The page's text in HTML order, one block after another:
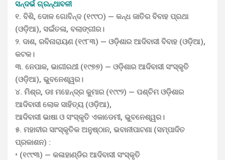
ସନ୍ଦର୍ଭ ଗ୍ରନ୍ଥାବଳୀ
୧. ବିଶି, ଦୋଳ ଗୋବିନ୍ଦ (୧୯୯୦) — କନ୍ଧ ଜାତିର ବିବାହ ପ୍ରଥା
(ଓଡ଼ିଆ), ସଇଁତଳା, ବଲାଙ୍ଗୀର।
୨. ଦାଶ, ରବିନାରାୟଣ (୧୯୮୩) — ଓଡ଼ିଶାର ଆଦିବାସୀ ବିବାହ (ଓଡ଼ିଆ),
କଟକ।
୩. ନେପାକ, ଭାଗୀରଥୀ (୧୯୭୭) — ଓଡ଼ିଶାର ଆଦିବାସୀ ସଂସ୍କୃତି
(ଓଡ଼ିଆ), ଭୁବନେଶ୍ୱର।
୪. ମିଶ୍ର, ଡଃ ମହେନ୍ଦ୍ର କୁମାର (୧୯୯୨) — ପଶ୍ଚିମ ଓଡ଼ିଶାର
ଆଦିବାସୀ ଲୋକ ସାହିତ୍ୟ (ଓଡ଼ିଆ),
ଆଦିବାସୀ ଭାଷା ଓ ସଂସ୍କୃତି ଏକାଡେମୀ, ଭୁବନେଶ୍ୱର।
୫. ମହାବୀର ସାଂସ୍କୃତିକ ଅନୁଷ୍ଠାନ, ଭବାନୀପାଟଣା (ସମ୍ପାଦିତ
ପ୍ରକାଶନ) :
• (୧୯୯୩) — କଳାହାଣ୍ଡିର ଆଦିବାସୀ ସଂସ୍କୃତି